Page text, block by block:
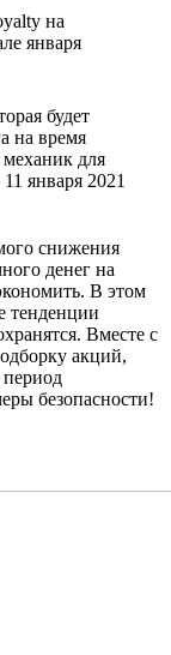
будет
на время
для
января 2021
снижения
денег на
В этом
тенденции
Вместе с
акций,
период
безопасности!